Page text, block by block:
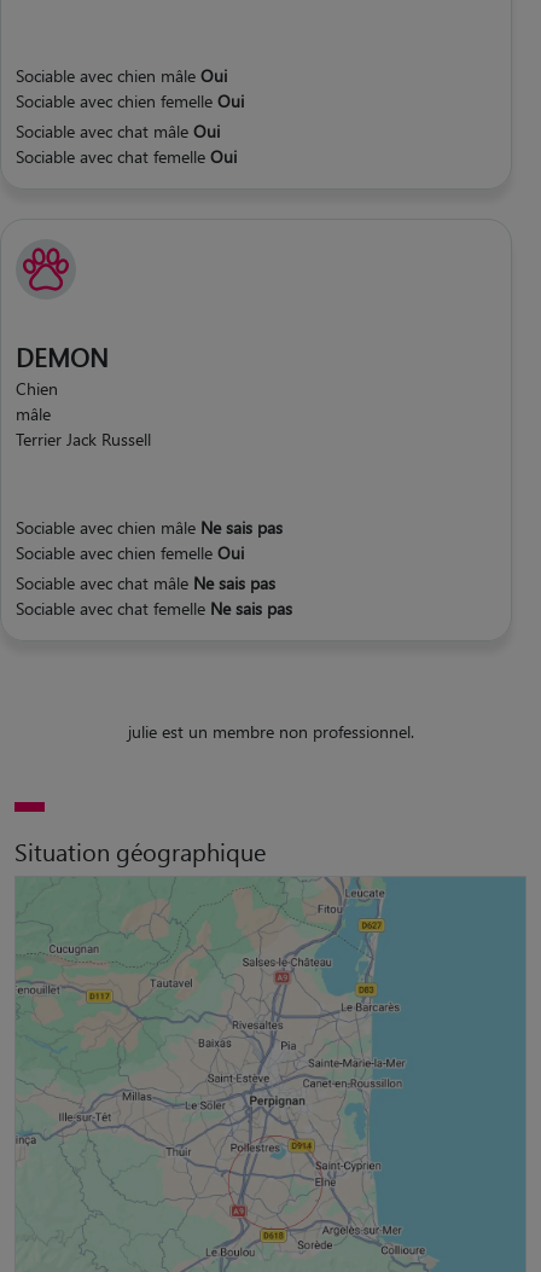
Sociable avec chien mâle Oui
Sociable avec chien femelle Oui
Sociable avec chat mâle Oui
Sociable avec chat femelle Oui
DEMON
Chien
mâle
Terrier Jack Russell
Sociable avec chien mâle Ne sais pas
Sociable avec chien femelle Oui
Sociable avec chat mâle Ne sais pas
Sociable avec chat femelle Ne sais pas
julie est un membre non professionnel.
Situation géographique